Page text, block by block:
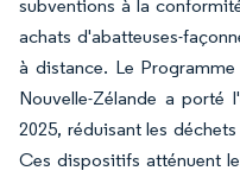
subventions à la
achats d'abatteuses-
à distance. Le
Nouvelle-Zélande a
2025, réduisant les
Ces dispositifs atténuent